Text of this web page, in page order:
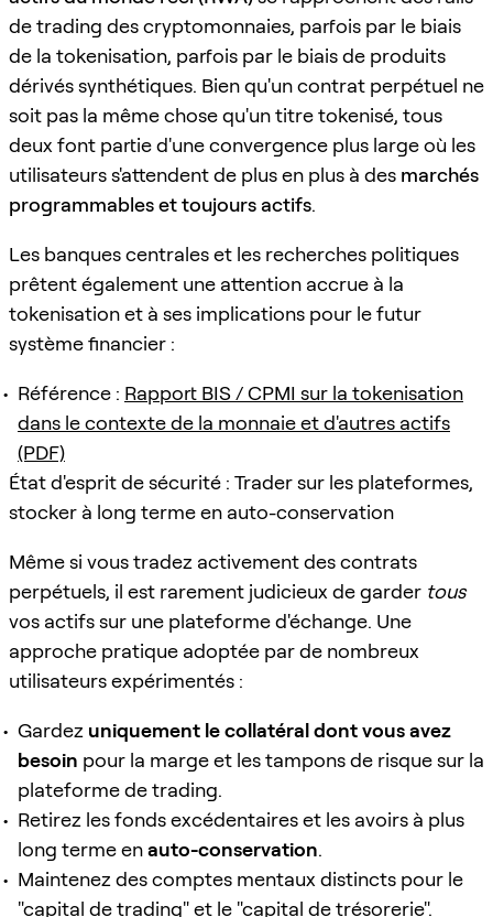
de trading des cryptomonnaies, parfois par le biais
de la tokenisation, parfois par le biais de produits
dérivés synthétiques. Bien qu'un contrat perpétuel ne
soit pas la même chose qu'un titre tokenisé, tous
deux font partie d'une convergence plus large où les
utilisateurs s'attendent de plus en plus à des marchés
programmables et toujours actifs.
Les banques centrales et les recherches politiques
prêtent également une attention accrue à la
tokenisation et à ses implications pour le futur
système financier :
Référence : Rapport BIS / CPMI sur la tokenisation
dans le contexte de la monnaie et d'autres actifs
(PDF)
État d'esprit de sécurité : Trader sur les plateformes,
stocker à long terme en auto-conservation
Même si vous tradez activement des contrats
perpétuels, il est rarement judicieux de garder tous
vos actifs sur une plateforme d'échange. Une
approche pratique adoptée par de nombreux
utilisateurs expérimentés :
Gardez uniquement le collatéral dont vous avez
besoin pour la marge et les tampons de risque sur la
plateforme de trading.
Retirez les fonds excédentaires et les avoirs à plus
long terme enauto-conservation.
Maintenez des comptes mentaux distincts pour le
"capital de trading" et le "capital de trésorerie".